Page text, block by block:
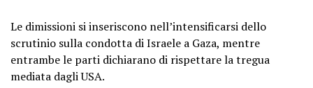
Le dimissioni si inseriscono nell’intensificarsi dello
scrutinio sulla condotta di Israele a Gaza, mentre
entrambe le parti dichiarano di rispettare la tregua
mediata dagli USA.